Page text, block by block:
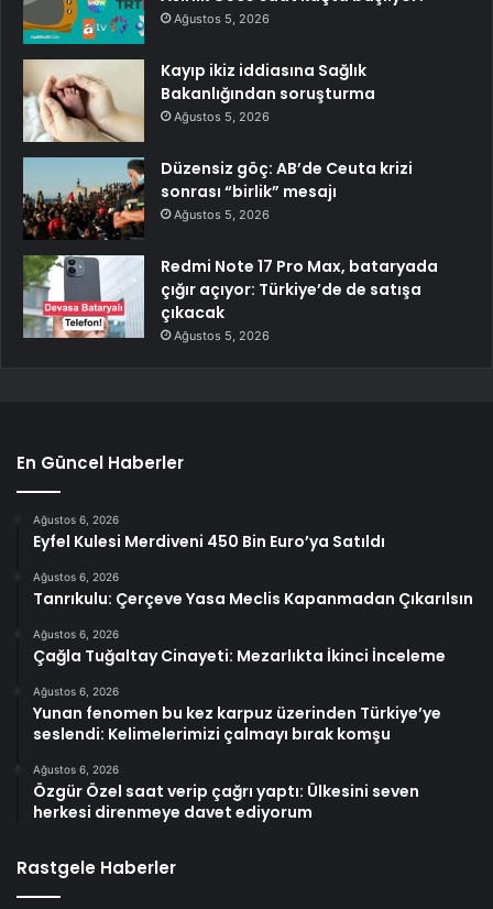
Ağustos 5, 2026
Kayıp ikiz iddiasına Sağlık
Bakanlığından soruşturma
Ağustos 5, 2026
Düzensiz göç: AB’de Ceuta krizi
sonrası “birlik” mesajı
Ağustos 5, 2026
Redmi Note 17 Pro Max, bataryada
çığır açıyor: Türkiye’de de satışa
çıkacak
Ağustos 5, 2026
En Güncel Haberler
Ağustos 6, 2026
Eyfel Kulesi Merdiveni 450 Bin Euro’ya Satıldı
Ağustos 6, 2026
Tanrıkulu: Çerçeve Yasa Meclis Kapanmadan Çıkarılsın
Ağustos 6, 2026
Çağla Tuğaltay Cinayeti: Mezarlıkta İkinci İnceleme
Ağustos 6, 2026
Yunan fenomen bu kez karpuz üzerinden Türkiye’ye
seslendi: Kelimelerimizi çalmayı bırak komşu
Ağustos 6, 2026
Özgür Özel saat verip çağrı yaptı: Ülkesini seven
herkesi direnmeye davet ediyorum
Rastgele Haberler